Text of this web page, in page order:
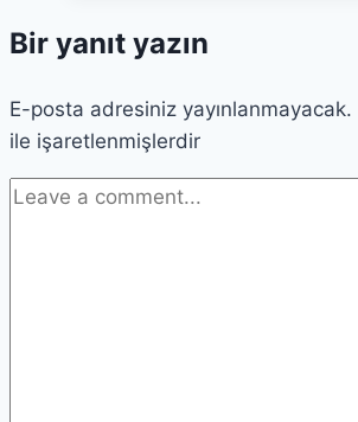
için
Kavramlar
Bir yanıt yazın
E-posta adresiniz yayınlanmayacak.
ile işaretlenmişlerdir